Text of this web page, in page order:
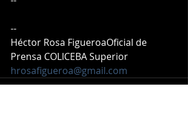
--
Héctor Rosa FigueroaOficial de
Prensa COLICEBA Superior
hrosafigueroa@gmail.com